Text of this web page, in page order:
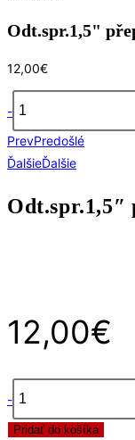
Odt.spr.1,5"
12,00€
množstvo
Odt.spr.1,5"
přep.+
I
-
PrevPredošlé
ĎalšieĎalšie
Odt.spr.1,5″
12,00€
množstvo
Odt.spr.1,5"
-
Pridať do košíka